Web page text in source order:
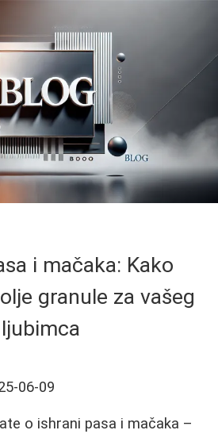
i mačaka: Kako
granule za vašeg
ljubimca
06-09
o ishrani pasa i mačaka –